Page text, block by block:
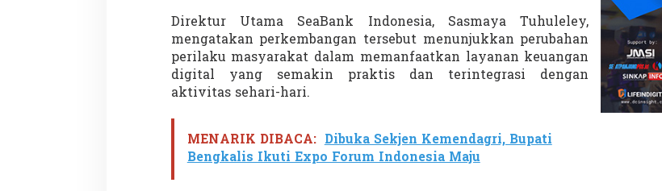
b
a
h
I
e
s
Direktur Utama SeaBank Indonesia, Sasmaya Tuhuleley,
mengatakan perkembangan tersebut menunjukkan perubahan
perilaku masyarakat dalam memanfaatkan layanan keuangan
digital yang semakin praktis dan terintegrasi dengan
aktivitas sehari-hari.
MENARIK DIBACA: Dibuka Sekjen Kemendagri, Bupati
Bengkalis Ikuti Expo Forum Indonesia Maju